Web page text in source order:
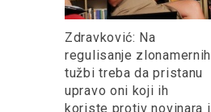
Zdravković: Na
regulisanje zlonamernih
tužbi treba da pristanu
upravo oni koji ih
koriste protiv novinara i